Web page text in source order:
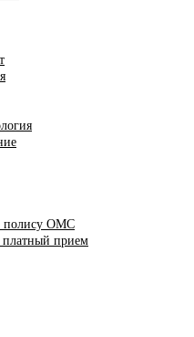
полису ОМС
платный прием